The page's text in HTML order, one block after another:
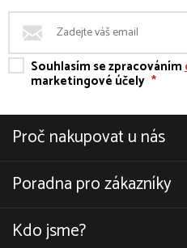
Souhlasím se zpracováním
marketingové účely *
Proč nakupovat u nás
Poradna pro zákazníky
Kdo jsme?